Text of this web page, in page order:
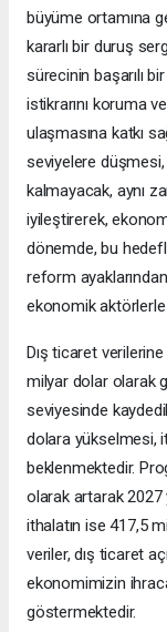
büyüme ortamına
kararlı bir duruş
sürecinin başarılı
istikrarını koruma
ulaşmasına katkı
seviyelere düşmesi,
kalmayacak, aynı
iyileştirerek,
dönemde, bu
reform
ekonomik
Dış ticaret verilerine
milyar dolar olarak
seviyesinde
dolara yükselmesi,
beklenmektedir.
olarak artarak 2027
ithalatın ise 417,5
veriler, dış ticaret
ekonomimizin
göstermektedir.